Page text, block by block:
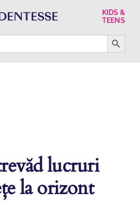
KIDS &
TEENS
Search Button
lucruri
la orizont